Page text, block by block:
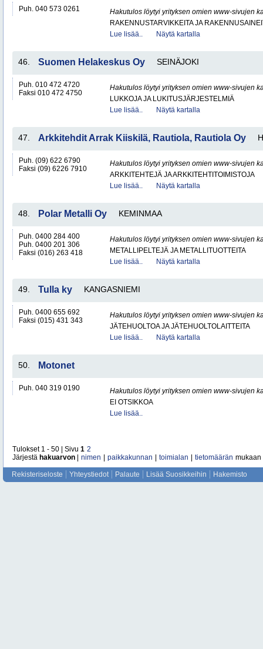
Puh. 040 573 0261
Hakutulos löytyi yrityksen omien www-sivujen
RAKENNUSTARVIKKEITA JA
Lue lisää..
Näytä kartalla
46. Suomen Helakeskus Oy SEINÄJOKI
Puh. 010 472 4720
Faksi 010 472 4750
Hakutulos löytyi yrityksen omien www-sivujen
LUKKOJA JA LUKITUSJÄRJESTELMIÄ
Lue lisää..
Näytä kartalla
47. Arkkitehdit Arrak Kiiskilä, Rautiola, Rautiola Oy
Puh. (09) 622 6790
Faksi (09) 6226 7910
Hakutulos löytyi yrityksen omien www-sivujen
ARKKITEHTEJÄ JA ARKKITEHTITOIMISTOJA
Lue lisää..
Näytä kartalla
48. Polar Metalli Oy KEMINMAA
Puh. 0400 284 400
Puh. 0400 201 306
Faksi (016) 263 418
Hakutulos löytyi yrityksen omien www-sivujen
METALLIPELTEJÄ JA METALLITUOTTEITA
Lue lisää..
Näytä kartalla
49. Tulla ky KANGASNIEMI
Puh. 0400 655 692
Faksi (015) 431 343
Hakutulos löytyi yrityksen omien www-sivujen
JÄTEHUOLTOA JA JÄTEHUOLTOLAITTEITA
Lue lisää..
Näytä kartalla
50. Motonet
Puh. 040 319 0190
Hakutulos löytyi yrityksen omien www-sivujen
EI OTSIKKOA
Lue lisää..
Tulokset 1 - 50 | Sivu 1 2
Järjestä hakuarvon nimen paikkakunnan toimialan tietomäärän mukaan
Rekisteriseloste Yhteystiedot Palaute Lisää Suosikkeihin Hakemisto